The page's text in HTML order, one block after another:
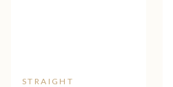
STRAIGHT